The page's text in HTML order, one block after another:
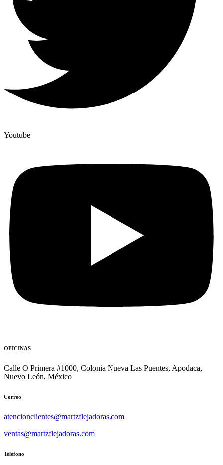
Youtube
OFICINAS
Calle O Primera #1000, Colonia Nueva Las Puentes, Apodaca,
Nuevo León, México
Correo
atencionclientes@martzflejadoras.com
ventas@martzflejadoras.com
Teléfono